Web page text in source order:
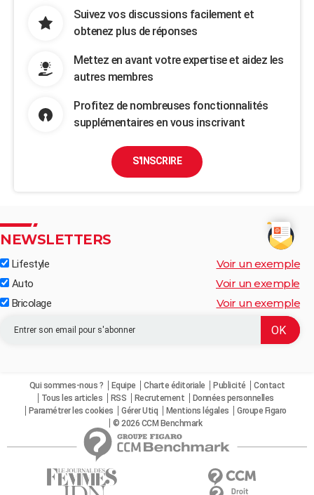
Suivez vos discussions facilement et
obtenez plus de réponses
Mettez en avant votre expertise et aidez les
autres membres
Profitez de nombreuses fonctionnalités
supplémentaires en vous inscrivant
S'INSCRIRE
NEWSLETTERS
Lifestyle Voir un exemple
Auto Voir un exemple
Bricolage Voir un exemple
Qui sommes-nous ? Equipe Charte éditoriale Publicité
Contact
Tous les articles
RSS Recrutement
Données personnelles
Paramétrer les cookies
Gérer Utiq Mentions légales
Groupe Figaro
© 2026 CCM Benchmark